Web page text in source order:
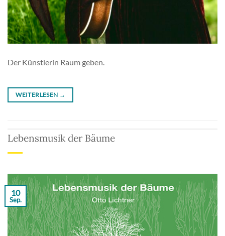
Der Künstlerin Raum geben.
WEITERLESEN →
Lebensmusik der Bäume
10
Sep.